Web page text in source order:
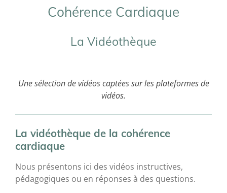
Cohérence Cardiaque
La Vidéothèque
Une sélection de vidéos captées sur les plateformes de
vidéos.
La vidéothèque de la cohérence
cardiaque
Nous présentons ici des vidéos instructives,
pédagogiques ou en réponses à des questions.